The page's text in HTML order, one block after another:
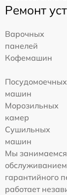
Ремонт
Варочных
панелей
Кофемашин
Посудомоечных
машин
Морозильных
камер
Сушильных
машин
Мы занимаемся
гарантийного
работает